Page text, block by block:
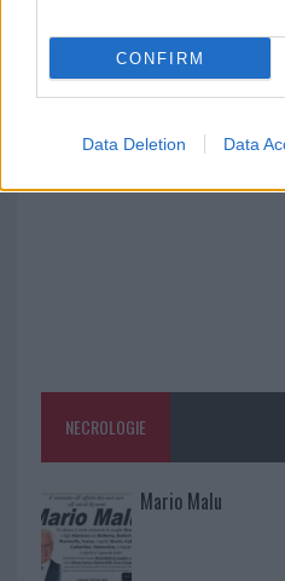
CONFIRM
Data Deletion Data
Nuovi stalli
NECROLOGIE
Mario Malu